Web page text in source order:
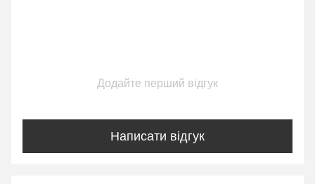
Додайте перший відгук
Написати відгук